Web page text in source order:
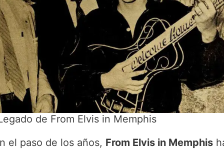
de From Elvis in Memphis
el paso de los años, From Elvis in Memphis